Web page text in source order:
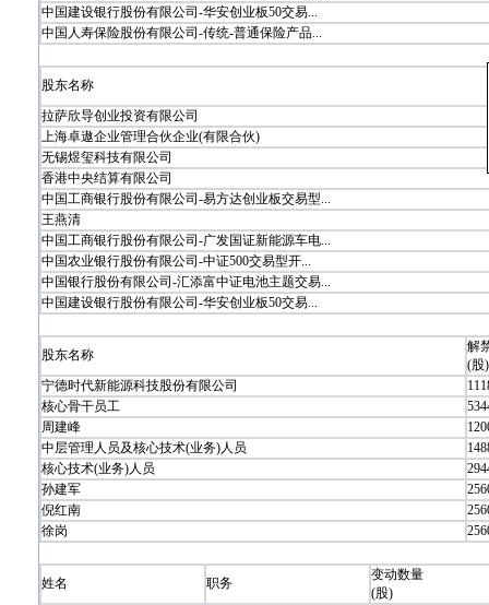
中国建设银行股份有限公司-华安创业板50交易...
中国人寿保险股份有限公司-传统-普通保险产品...
股东名称
拉萨欣导创业投资有限公司
上海卓遨企业管理合伙企业(有限合伙)
无锡煜玺科技有限公司
香港中央结算有限公司
中国工商银行股份有限公司-易方达创业板交易型...
王燕清
中国工商银行股份有限公司-广发国证新能源车电...
中国农业银行股份有限公司-中证500交易型开...
中国银行股份有限公司-汇添富中证电池主题交易...
中国建设银行股份有限公司-华安创业板50交易...
股东名称
解
(股)
宁德时代新能源科技股份有限公司
核心骨干员工
周建峰
中层管理人员及核心技术(业务)人员
核心技术(业务)人员
孙建军
倪红南
徐岗
姓名 职务
变动数量
(股)